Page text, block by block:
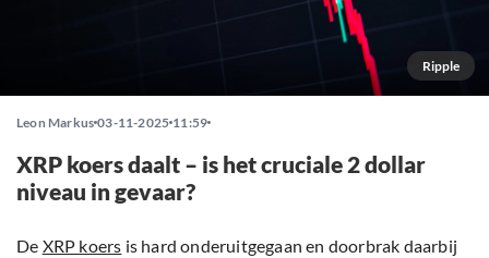
Ripple
Leon Markus 03-11-2025 11:59
XRP koers daalt – is het cruciale 2 dollar
niveau in gevaar?
De XRP koers is hard onderuitgegaan en doorbrak daarbij